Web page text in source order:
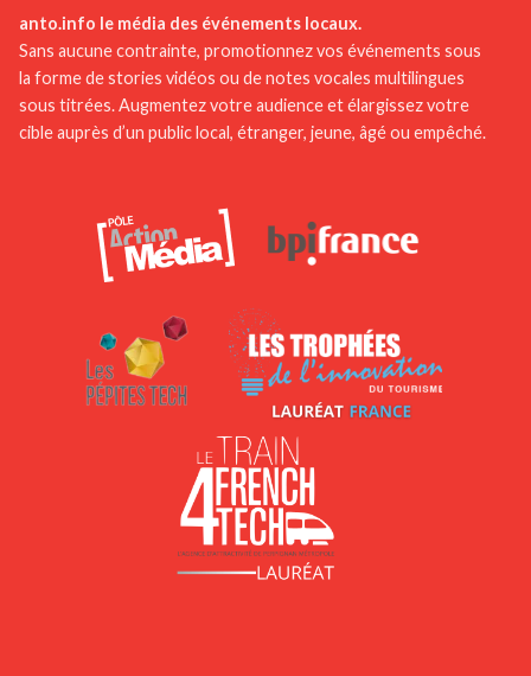
anto.info le média des événements locaux.
Sans aucune contrainte, promotionnez vos événements sous
la forme de stories vidéos ou de notes vocales multilingues
sous titrées. Augmentez votre audience et élargissez votre
cible auprès d’un public local, étranger, jeune, âgé ou empêché.